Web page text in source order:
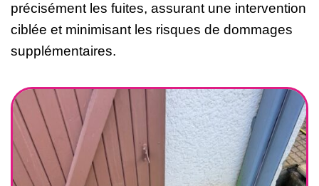
précisément les fuites, assurant une intervention
ciblée et minimisant les risques de dommages
supplémentaires.